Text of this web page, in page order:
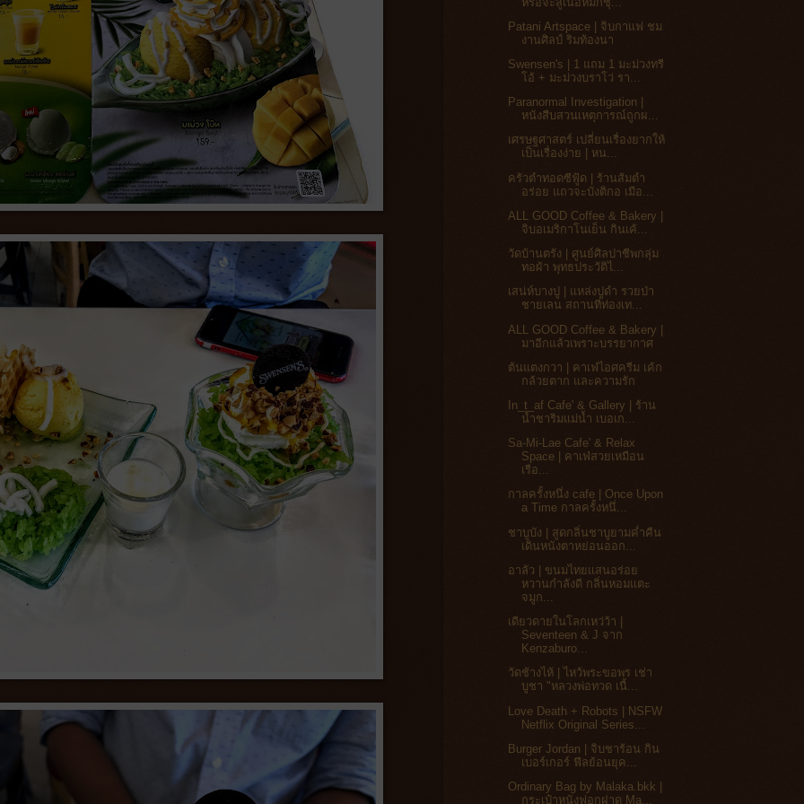
Patani Artspace | จิบกาแฟ ชม
งานศิลป์ ริมท้องนา
Swensen's | 1 แถม 1 มะม่วงทรี
โอ้ + มะม่วงบราโว่ รา...
Paranormal Investigation |
หนังสืบสวนเหตุการณ์ถูกผ...
เศรษฐศาสตร์ เปลี่ยนเรื่องยากให้
เป็นเรื่องง่าย | หน...
ครัวตำทอดซีฟู้ด | ร้านส้มตำ
อร่อย แถวจะบังติกอ เมือ...
ALL GOOD Coffee & Bakery |
จิบอเมริกาโนเย็น กินเค้...
วัดบ้านตรัง | ศูนย์ศิลปาชีพกลุ่ม
ทอผ้า พุทธประวัติไ...
เสน่ห์บางปู | แหล่งปูดำ รวยป่า
ชายเลน สถานที่ท่องเท...
ALL GOOD Coffee & Bakery |
มาอีกแล้วเพราะบรรยากาศ
ต้นแตงกวา | คาเฟ่ไอศครีม เค้ก
กล้วยตาก และความรัก
In_t_af Cafe' & Gallery | ร้าน
น้ำชาริมแม่น้ำ เบอเก...
Sa-Mi-Lae Cafe' & Relax
Space | คาเฟ่สวยเหมือน
เรือ...
กาลครั้งหนึ่ง cafe | Once Upon
a Time กาลครั้งหนึ่...
ชาบูบัง | สูดกลิ่นชาบูยามค่ำคืน
เดินหนังตาหย่อนออก...
อาลัว | ขนมไทยแสนอร่อย
หวานกำลังดี กลิ่นหอมแตะ
จมูก...
เดียวดายในโลกเหว่ว้า |
Seventeen & J จาก
Kenzaburo...
วัดช้างไห้ | ไหว้พระขอพร เช่า
บูชา "หลวงพ่อทวด เนื้...
Love Death + Robots | NSFW
Netflix Original Series...
Burger Jordan | จิบชาร้อน กิน
เบอร์เกอร์ ฟีลย้อนยุค...
Ordinary Bag by Malaka.bkk |
กระเป๋าหนังฟอกฝาด Ma...